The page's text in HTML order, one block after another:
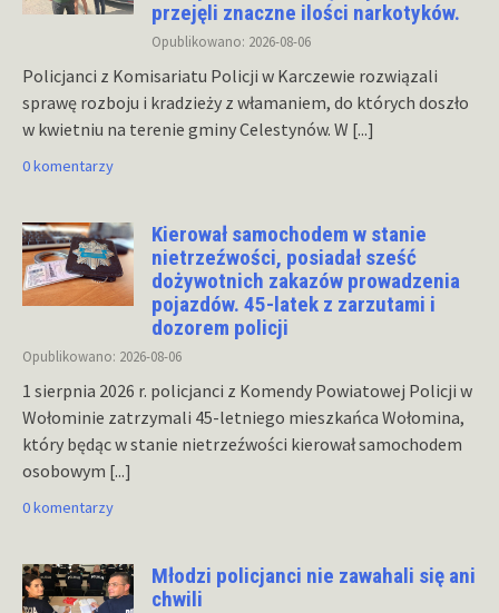
przejęli znaczne ilości narkotyków.
Opublikowano: 2026-08-06
Policjanci z Komisariatu Policji w Karczewie rozwiązali
sprawę rozboju i kradzieży z włamaniem, do których doszło
w kwietniu na terenie gminy Celestynów. W [...]
0 komentarzy
Kierował samochodem w stanie
nietrzeźwości, posiadał sześć
dożywotnich zakazów prowadzenia
pojazdów. 45-latek z zarzutami i
dozorem policji
Opublikowano: 2026-08-06
1 sierpnia 2026 r. policjanci z Komendy Powiatowej Policji w
Wołominie zatrzymali 45-letniego mieszkańca Wołomina,
który będąc w stanie nietrzeźwości kierował samochodem
osobowym [...]
0 komentarzy
Młodzi policjanci nie zawahali się ani
chwili